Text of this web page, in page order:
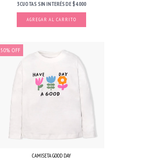
3 CUOTAS SIN INTERÉSDE$4.000
AGREGAR AL CARRITO
50%OFF
CAMISETA GOOD DAY